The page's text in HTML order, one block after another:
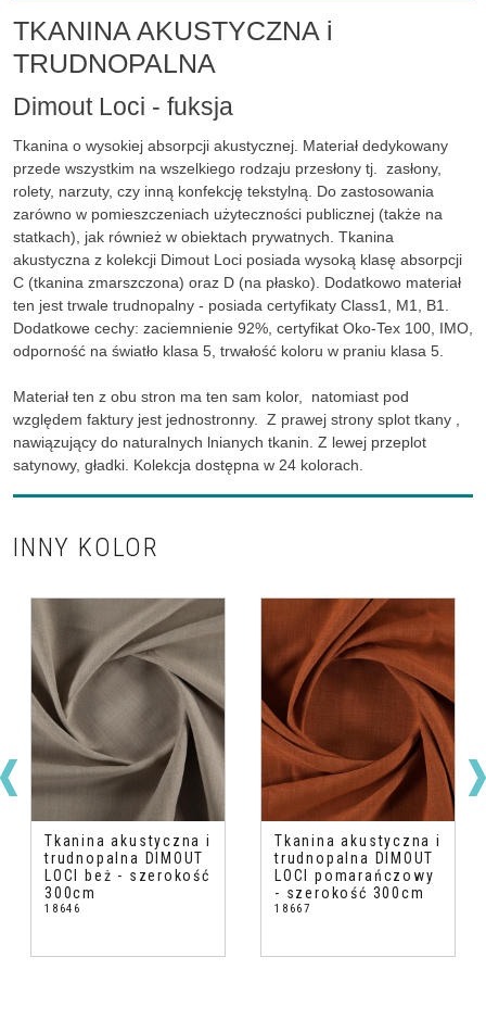
TKANINA AKUSTYCZNA i
TRUDNOPALNA
Dimout Loci - fuksja
Tkanina o wysokiej absorpcji akustycznej. Materiał dedykowany
przede wszystkim na wszelkiego rodzaju przesłony tj. zasłony,
rolety, narzuty, czy inną konfekcję tekstylną. Do zastosowania
zarówno w pomieszczeniach użyteczności publicznej (także na
statkach), jak również w obiektach prywatnych. Tkanina
akustyczna z kolekcji Dimout Loci posiada wysoką klasę absorpcji
C (tkanina zmarszczona) oraz D (na płasko). Dodatkowo materiał
ten jest trwale trudnopalny - posiada certyfikaty Class1, M1, B1.
Dodatkowe cechy: zaciemnienie 92%, certyfikat Oko-Tex 100, IMO,
odporność na światło klasa 5, trwałość koloru w praniu klasa 5.
Materiał ten z obu stron ma ten sam kolor, natomiast pod
względem faktury jest jednostronny. Z prawej strony splot tkany ,
nawiązujący do naturalnych lnianych tkanin. Z lewej przeplot
satynowy, gładki. Kolekcja dostępna w 24 kolorach.
INNY KOLOR
Tkanina akustyczna i
trudnopalna DIMOUT
LOCI beż - szerokość
300cm
18646
Tkanina akustyczna i
trudnopalna DIMOUT
LOCI pomarańczowy
- szerokość 300cm
18667